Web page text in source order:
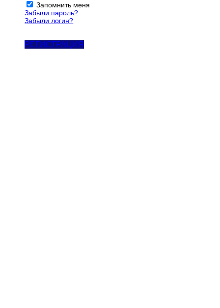
Запомнить меня
Забыли пароль?
Забыли логин?
РЕГИСТРАЦИЯ